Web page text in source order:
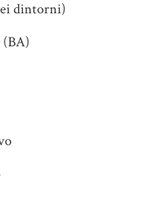
dintorni)
(BA)